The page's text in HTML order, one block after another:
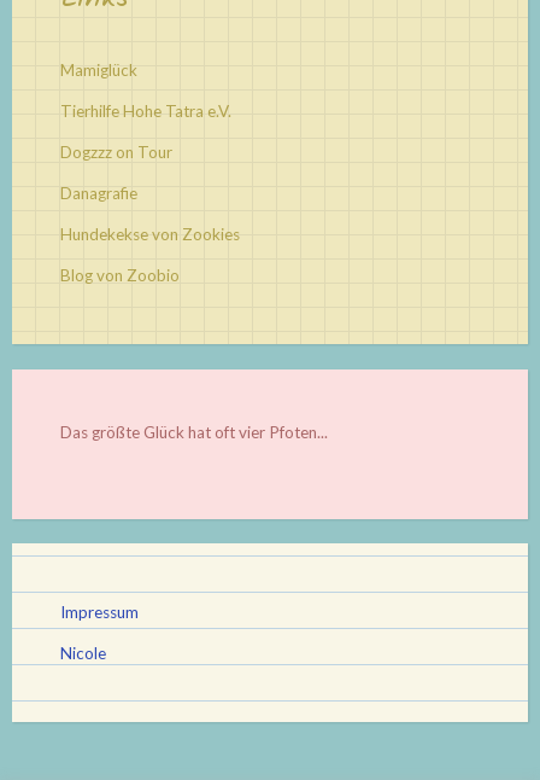
Mamiglück
Tierhilfe Hohe Tatra e.V.
Dogzzz on Tour
Danagrafie
Hundekekse von Zookies
Blog von Zoobio
Das größte Glück hat oft vier Pfoten...
Impressum
Nicole